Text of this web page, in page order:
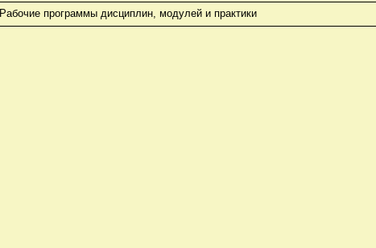
Рабочие программы дисциплин, модулей и практики